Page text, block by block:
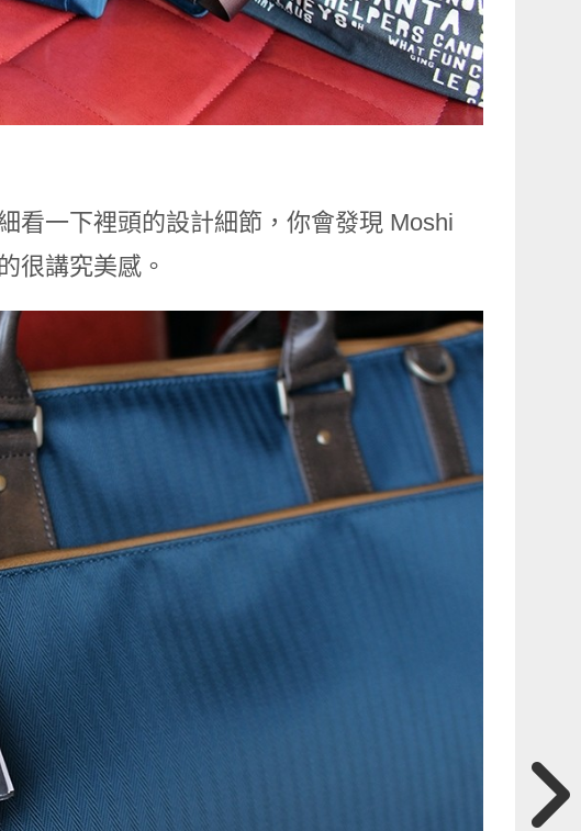
看一下裡頭的設計細節，你會發現 Moshi
很講究美感。